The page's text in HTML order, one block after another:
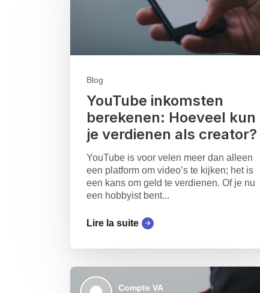
Blog
YouTube inkomsten
berekenen: Hoeveel kun
je verdienen als creator?
YouTube is voor velen meer dan alleen
een platform om video’s te kijken; het is
een kans om geld te verdienen. Of je nu
een hobbyist bent...
Lire la suite
Compte VA